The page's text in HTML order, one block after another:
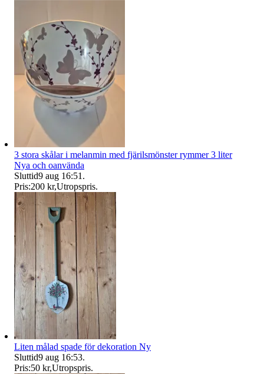
3 stora skålar i melanmin med fjärilsmönster rymmer 3 liter
Nya och oanvända
Sluttid9 aug 16:51 .
Pris:200 kr,Utropspris.
Liten målad spade för dekoration Ny
Sluttid9 aug 16:53.
Pris:50 kr,Utropspris.